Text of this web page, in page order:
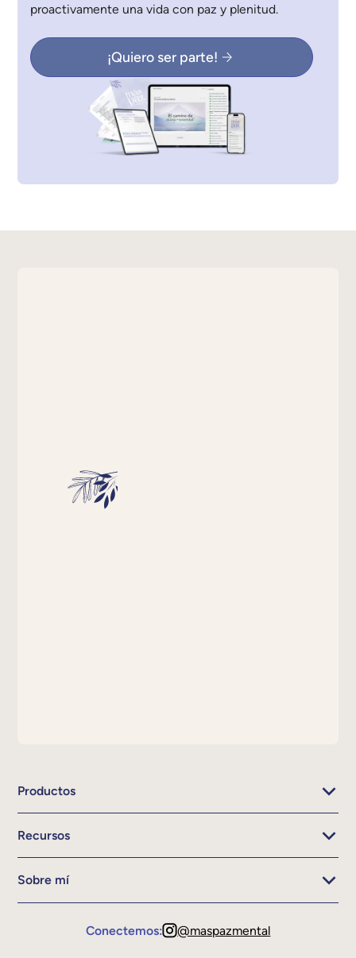
proactivamente una vida con paz y plenitud.
¡Quiero ser parte!
Productos
Recursos
Sobre mí
Conectemos: @maspazmental